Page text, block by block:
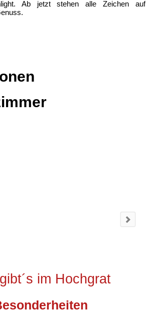
Ab jetzt stehen alle Zeichen auf
im Hochgrat